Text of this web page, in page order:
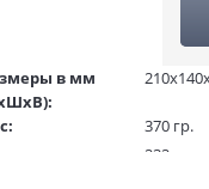
в мм
370 гр.
232